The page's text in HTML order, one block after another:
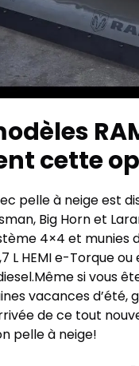
cette
pelle à neige est
, Big Horn et
4×4 et munies
L HEMI e-Torque
si vous
vacances d’été,
de ce tout
pelle à neige!